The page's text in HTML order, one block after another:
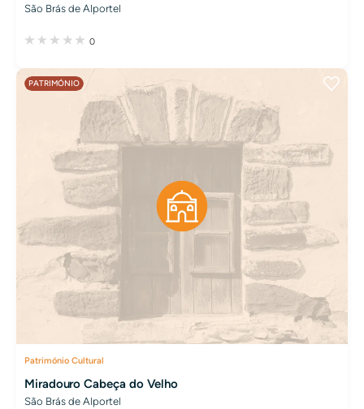
São Brás de Alportel
0
PATRIMÓNIO
Património Cultural
Miradouro Cabeça do Velho
São Brás de Alportel